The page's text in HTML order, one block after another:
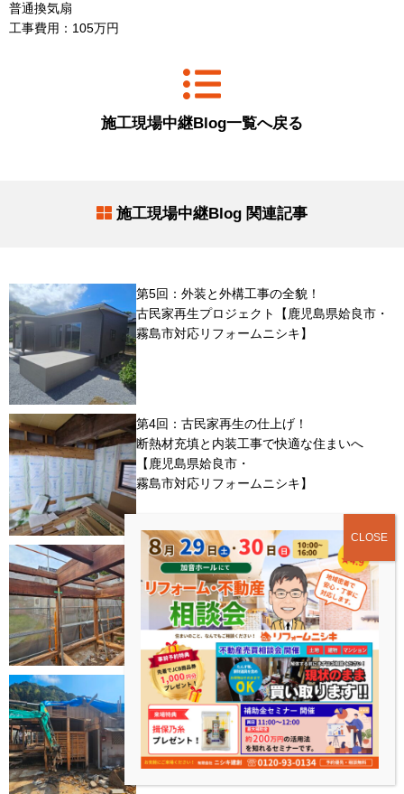
普通換気扇
工事費用：105万円
施工現場中継Blog一覧へ戻る
施工現場中継Blog 関連記事
第5回：外装と外構工事の全貌！
古民家再生プロジェクト【鹿児島県姶良市・
霧島市対応リフォームニシキ】
第4回：古民家再生の仕上げ！
断熱材充填と内装工事で快適な住まいへ
【鹿児島県姶良市・
霧島市対応リフォームニシキ】
第3回：鹿児島の古民家リフォーム事例：
床工事と天井工事で快適性を高める秘訣
【鹿児島県姶良市・
霧島市対応リフォームニシキ】
第2回：鹿児島市古民家再生！
スケルトン解体・片流れ屋根・
壁新設工事の詳細【鹿児島県姶良市・
霧島市対応リフォームニシキ】